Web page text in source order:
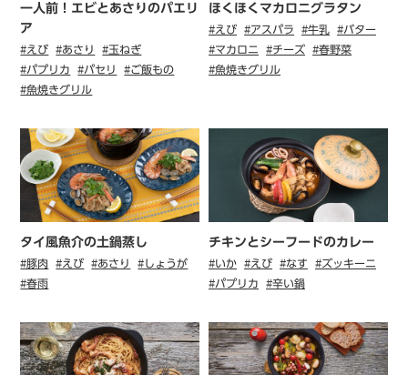
一人前！エビとあさりのパエリ
ア
#えび #あさり
#玉ねぎ
#パプリカ
#パセリ
#ご飯もの
#魚焼きグリル
ほくほくマカロニグラタン
#えび #アスパラ #牛乳
#バター
#マカロニ
#チーズ
#春野菜
#魚焼きグリル
タイ風魚介の土鍋蒸し
#豚肉 #えび #あさり
#しょうが
#春雨
チキンとシーフードのカレー
#いか #えび #なす
#ズッキーニ
#パプリカ
#辛い鍋